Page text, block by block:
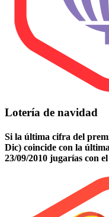
Lotería de navidad
Si la última cifra del
Dic) coincide con la
23/09/2010 jugarías con